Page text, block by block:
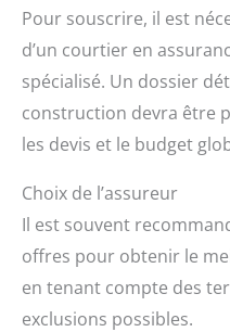
Pour souscrire, il est
d’un courtier en
spécialisé. Un dossier
construction devra être
les devis et le budget
Choix de l’assureur
Il est souvent
offres pour obtenir le
en tenant compte des
exclusions possibles.